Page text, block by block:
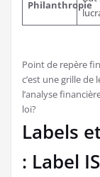
Philanthropie
Point de repère
c’est une grille
l’analyse
loi?
Labels
: Label